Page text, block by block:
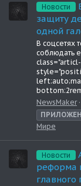
Новости
защиту
одной
В соцсетях
соблюдать
NewsMaker
Мире
Новости
реформа